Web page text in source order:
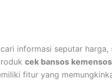
informasi seputar
cek bansos kemensos
fitur yang